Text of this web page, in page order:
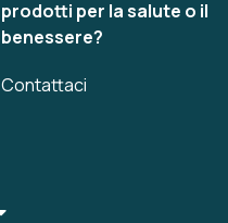
prodotti per la salute o il
benessere?
Contattaci